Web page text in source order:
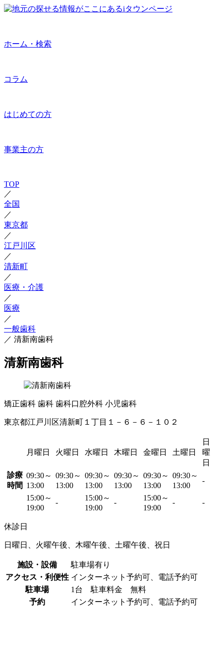
ホーム・検索
コラム
はじめての方
事業主の方
TOP
／
全国
／
東京都
／
江戸川区
／
清新町
／
医療・介護
／
医療
／
一般歯科
／ 清新南歯科
清新南歯科
矯正歯科 歯科 歯科口腔外科 小児歯科
東京都江戸川区清新町１丁目１－６－６－１０２
月曜日 火曜日 水曜日 木曜日 金曜日 土曜日
日
曜
日
診療
時間
09:30～
13:00
09:30～
13:00
09:30～
13:00
09:30～
13:00
09:30～
13:00
09:30～
13:00
-
15:00～
19:00
-
15:00～
19:00
-
15:00～
19:00
- -
休診日
日曜日、火曜午後、木曜午後、土曜午後、祝日
施設・設備
駐車場有り
アクセス・利便性 インターネット予約可、電話予約可
駐車場
1台 駐車料金 無料
予約
インターネット予約可、電話予約可